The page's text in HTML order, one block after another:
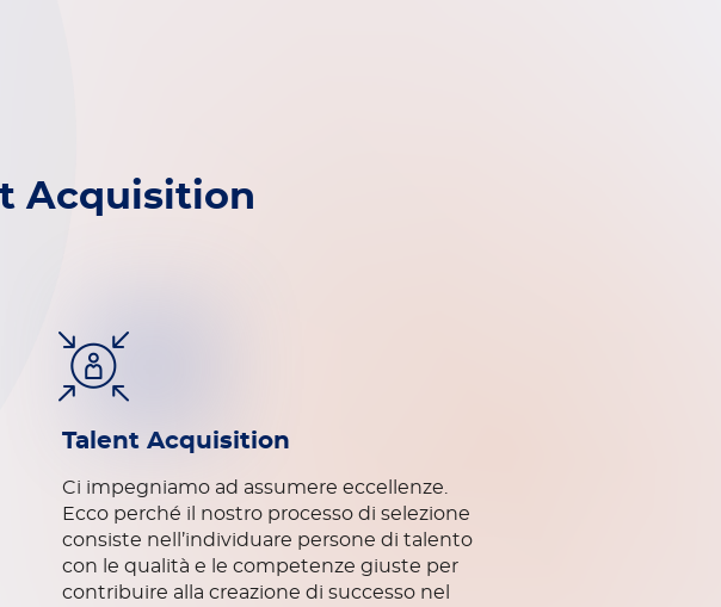
Acquisition
Talent Acquisition
Ci impegniamo ad assumere eccellenze.
Ecco perché il nostro processo di selezione
consiste nell’individuare persone di talento
con le qualità e le competenze giuste per
contribuire alla creazione di successo nel